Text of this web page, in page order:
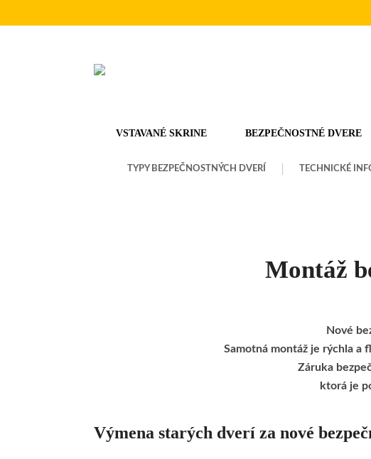
VSTAVANÉ SKRINE BEZPEČNOSTNÉ DVERE
TYPY BEZPEČNOSTNÝCH DVERÍ TECHNICKÉ
Montáž
Nové
Samotná montáž je rýchla a
Záruka
ktorá je
Výmena starých dverí za nové